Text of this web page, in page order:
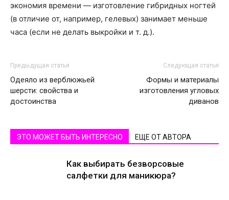
экономия времени — изготовление гибридных ногтей
(в отличие от, например, гелевых) занимает меньше
часа (если не делать выкройки и т. д.).
Предыдущая статья
Одеяло из верблюжьей
шерсти: свойства и
достоинства
Следующая статья
Формы и материалы
изготовления угловых
диванов
ЭТО МОЖЕТ БЫТЬ ИНТЕРЕСНО ЕЩЕ ОТ АВТОРА
Как выбирать безворсовые
салфетки для маникюра?